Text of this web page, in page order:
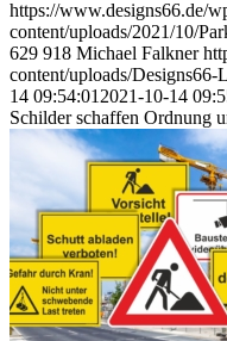
https://www.designs66.de/
content/uploads/2021/10/
629 918 Michael Falkner
content/uploads/Designs66-
14 09:54:01 2021-10-14
Schilder schaffen Ordnung